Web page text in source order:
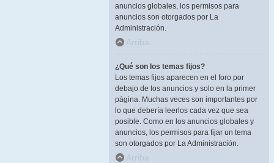
anuncios globales, los permisos para
anuncios son otorgados por La
Administración.
Arriba
¿Qué son los temas fijos?
Los temas fijos aparecen en el foro por
debajo de los anuncios y solo en la primer
página. Muchas veces son importantes por
lo que debería leerlos cada vez que sea
posible. Como en los anuncios globales y
anuncios, los permisos para fijar un tema
son otorgados por La Administración.
Arriba